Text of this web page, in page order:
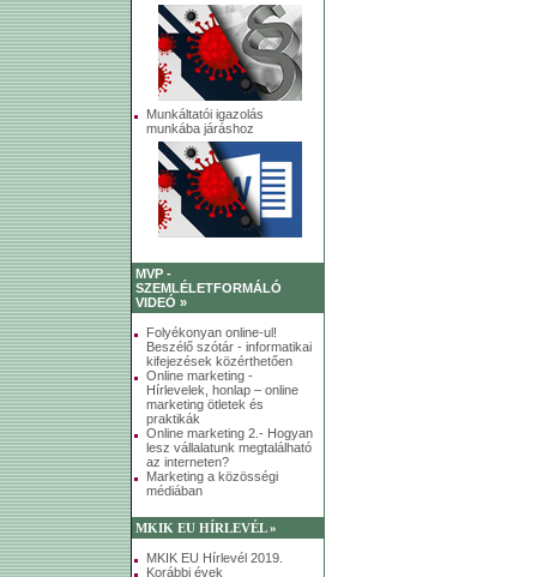
Munkáltatói igazolás
munkába járáshoz
MVP -
SZEMLÉLETFORMÁLÓ
VIDEÓ »
Folyékonyan online-ul!
Beszélő szótár - informatikai
kifejezések közérthetően
Online marketing -
Hírlevelek, honlap – online
marketing ötletek és
praktikák
Online marketing 2.- Hogyan
lesz vállalatunk megtalálható
az interneten?
Marketing a közösségi
médiában
MKIK EU HÍRLEVÉL »
MKIK EU Hírlevél 2019.
Korábbi évek